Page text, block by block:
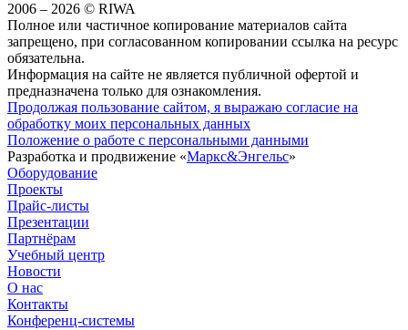
2006 – 2026 © RIWA
Полное или частичное копирование материалов сайта
запрещено, при согласованном копировании ссылка на ресурс
обязательна.
Информация на сайте не является публичной офертой и
предназначена только для ознакомления.
Продолжая пользование сайтом, я выражаю согласие на
обработку моих персональных данных
Положение о работе с персональными данными
Разработка и продвижение «Маркс&Энгельс»
Оборудование
Проекты
Прайс-листы
Презентации
Партнёрам
Учебный центр
Новости
О нас
Контакты
Конференц-системы